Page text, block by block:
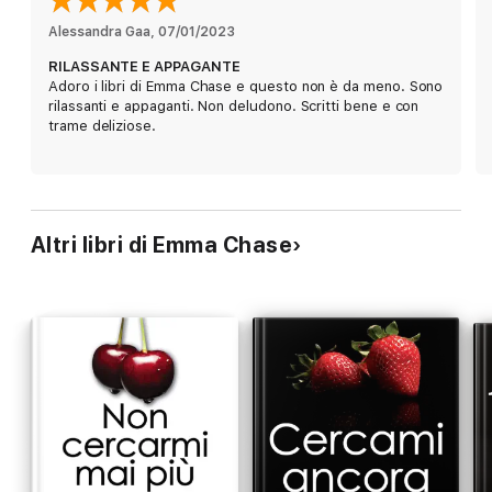
inosservato nel corpo insegnanti, e quando Garrett si offre di
darle qualche dritta per ambientarsi meglio è chiaro che i guai
Perché nonostante il loro ruolo gli imponga di rimanere solo
amici… tornati insieme a scuola potrebbero ricevere una bella
lezione dall’amore.
«Poche scrittrici sanno rendere realistici i personaggi maschili
come Emma Chase.»
The Washington Post
«Emma Chase è il nuovo mito.»
Kylie Scott
Alessandra Gaa, 07/01/2023
RILASSANTE E APPAGANTE
Adoro i libri di Emma Chase e questo non è da meno. Sono
rilassanti e appaganti. Non deludono. Scritti bene e con
trame deliziose.
Altri libri di Emma Chase